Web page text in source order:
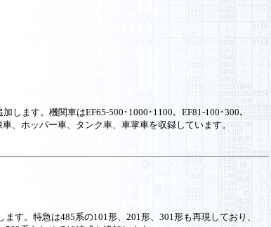
ます。機関車はEF65-500･1000･1100、EF81-100･300、
、ホッパー車、タンク車、車掌車を収録しています。
す。特急は485系の101形、201形、301形も再現しており、